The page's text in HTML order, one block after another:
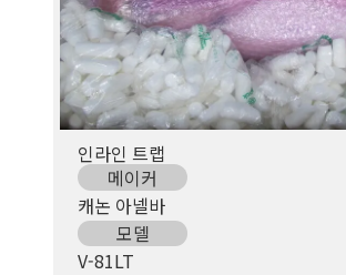
인라인 트랩
메이커
캐논 아넬바
모델
V-81LT